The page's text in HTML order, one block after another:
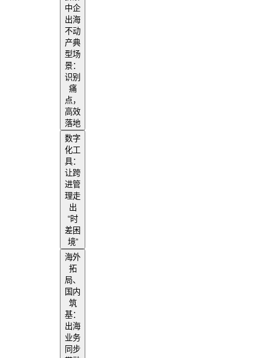
中企
出海
不动
产典
型场
景：
识别
痛
点，
高效
落地
数字
化工
具：
让跨
进管
理走
出
“时
差困
境”
海外
拓
局、
国内
筑
基：
出海
业务
同步